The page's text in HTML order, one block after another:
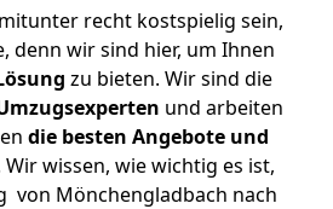
recht kostspielig sein,
denn wir sind hier, um Ihnen
zu bieten. Wir sind die
und arbeiten
die besten Angebote und
wissen, wie wichtig es ist,
von Mönchengladbach nach